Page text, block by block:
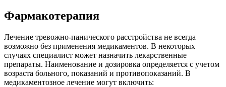
Фармакотерапия
Лечение тревожно-панического расстройства не всегда
возможно без применения медикаментов. В некоторых
случаях специалист может назначить лекарственные
препараты. Наименование и дозировка определяется с учетом
возраста больного, показаний и противопоказаний. В
медикаментозное лечение могут включить: